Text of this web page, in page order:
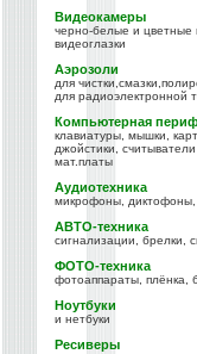
Видеокамеры
черно-белые и цветные
видеоглазки
Аэрозоли
для
для радиоэлектронной
Компьютерная
клавиатуры, мышки,
джойстики,
мат.платы
Аудиотехника
микрофоны, диктофоны,
АВТО-техника
сигнализации, брелки,
ФОТО-техника
фотоаппараты, плёнка,
Ноутбуки
и нетбуки
Ресиверы